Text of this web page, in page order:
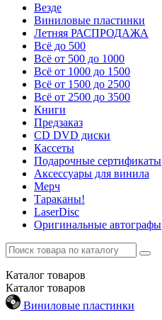
Везде
Виниловые пластинки
Летняя РАСПРОДАЖА
Всё до 500
Всё от 500 до 1000
Всё от 1000 до 1500
Всё от 1500 до 2500
Всё от 2500 до 3500
Книги
Предзаказ
CD DVD диски
Кассеты
Подарочные сертификаты
Аксессуары для винила
Мерч
Тараканы!
LaserDisc
Оригинальные автографы
Каталог товаров
Каталог товаров
Виниловые пластинки